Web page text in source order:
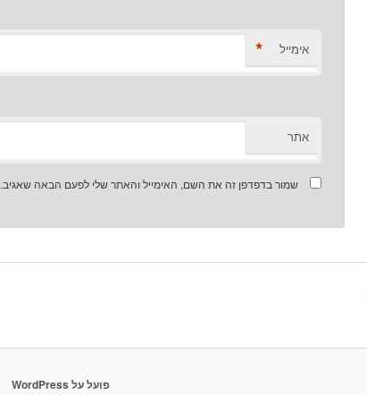
אימייל *
אתר
שמור בדפדפן זה את השם, האימייל והאתר שלי לפעם הבאה שאגיב.
פועל על WordPress